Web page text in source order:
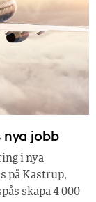
nya jobb
i nya
på Kastrup,
skapa 4 000